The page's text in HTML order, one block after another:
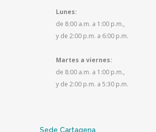
Lunes:
de 8:00 a.m. a 1:00 p.m.,
y de 2:00 p.m. a 6:00 p.m.
Martes a viernes:
de 8:00 a.m. a 1:00 p.m.,
y de 2:00 p.m. a 5:30 p.m.
Sede Cartagena